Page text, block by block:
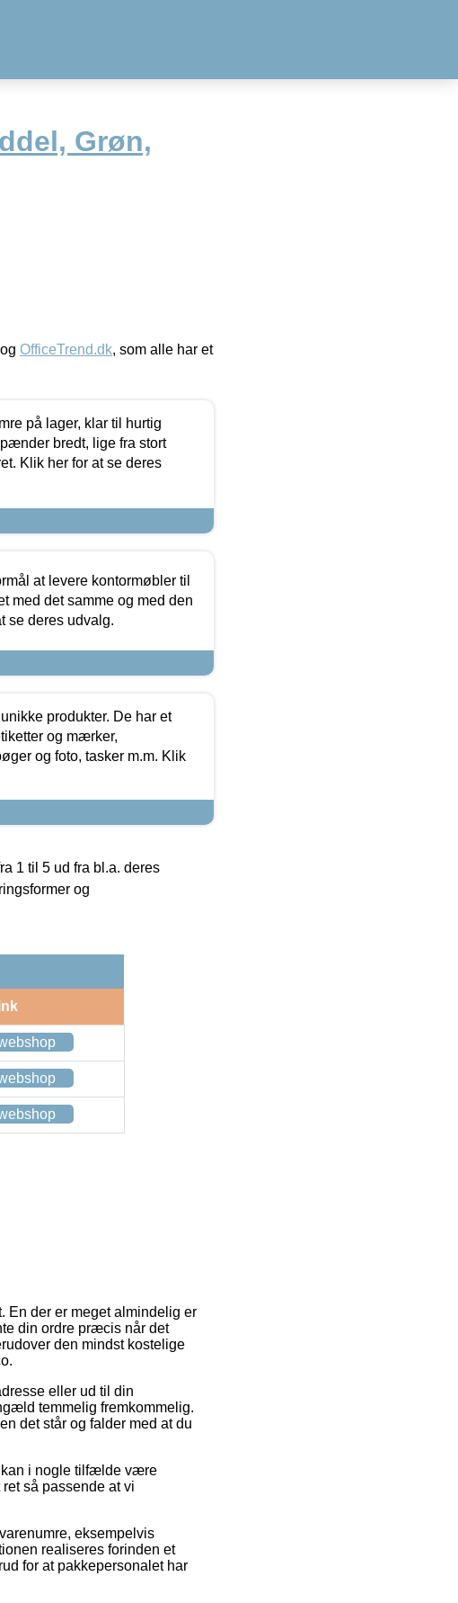
Grøn,
og OfficeTrend.dk, som alle har et
på lager, klar til hurtig
bredt, lige fra stort
Klik her for at se deres
at levere kontormøbler til
med det samme og med den
se deres udvalg.
produkter. De har et
og mærker,
og foto, tasker m.m. Klik
1 til 5 ud fra bl.a. deres
og
En der er meget almindelig er
din ordre præcis når det
den mindst kostelige
eller ud til din
temmelig fremkommelig.
det står og falder med at du
kan i nogle tilfælde være
så passende at vi
eksempelvis
realiseres forinden et
for at pakkepersonalet har